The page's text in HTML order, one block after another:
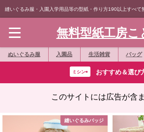
縫いぐるみ服・入園入学用品等の型紙・作り方190以上すべて
無料型紙工房こ
ぬいぐるみ服 入園品 生活雑貨 バッグ
ミシン⇨ おすすめ＆選び
このサイトには広告が含
縫いぐるみバッジ